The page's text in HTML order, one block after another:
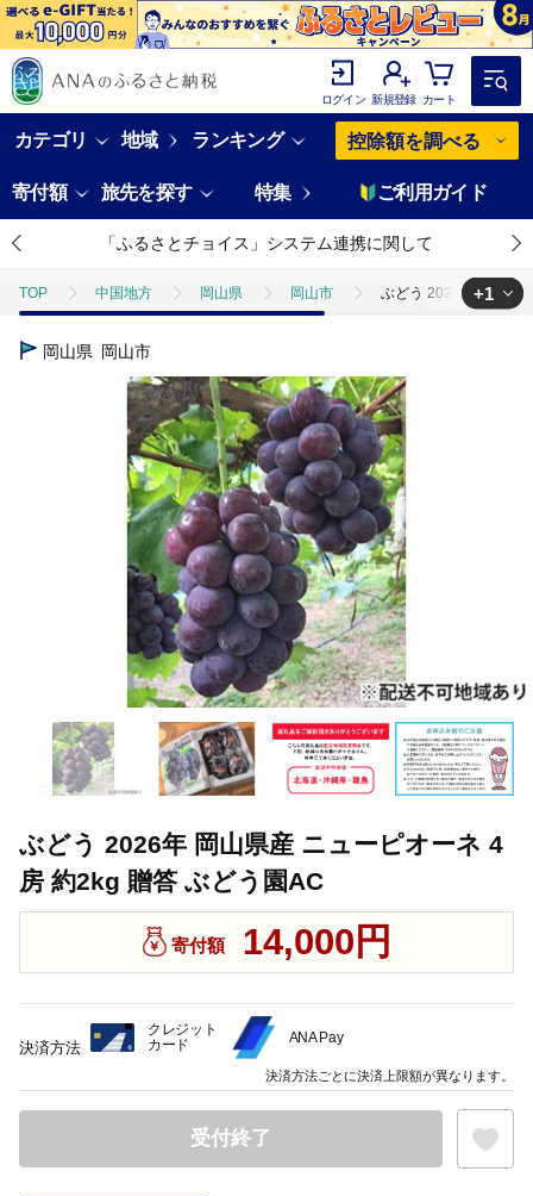
ログイン 新規登録 カート
カテゴリ 地域 ランキング 控除額を調べる
寄付額 旅先を探す 特集 ご利用ガイド
「ふるさとチョイス」システム連携に関して
TOP 中国地方 岡山県 岡山市 ぶどう 2026年 岡山県
TOP
+1
岡山県 岡山市
ぶどう 2026年 岡山県産 ニューピオーネ 4
房 約2kg 贈答 ぶどう園AC
寄付額 14,000円
受付終了
決済方法
クレジット
カード
ANA Pay
決済方法ごとに決済上限額が異なります。